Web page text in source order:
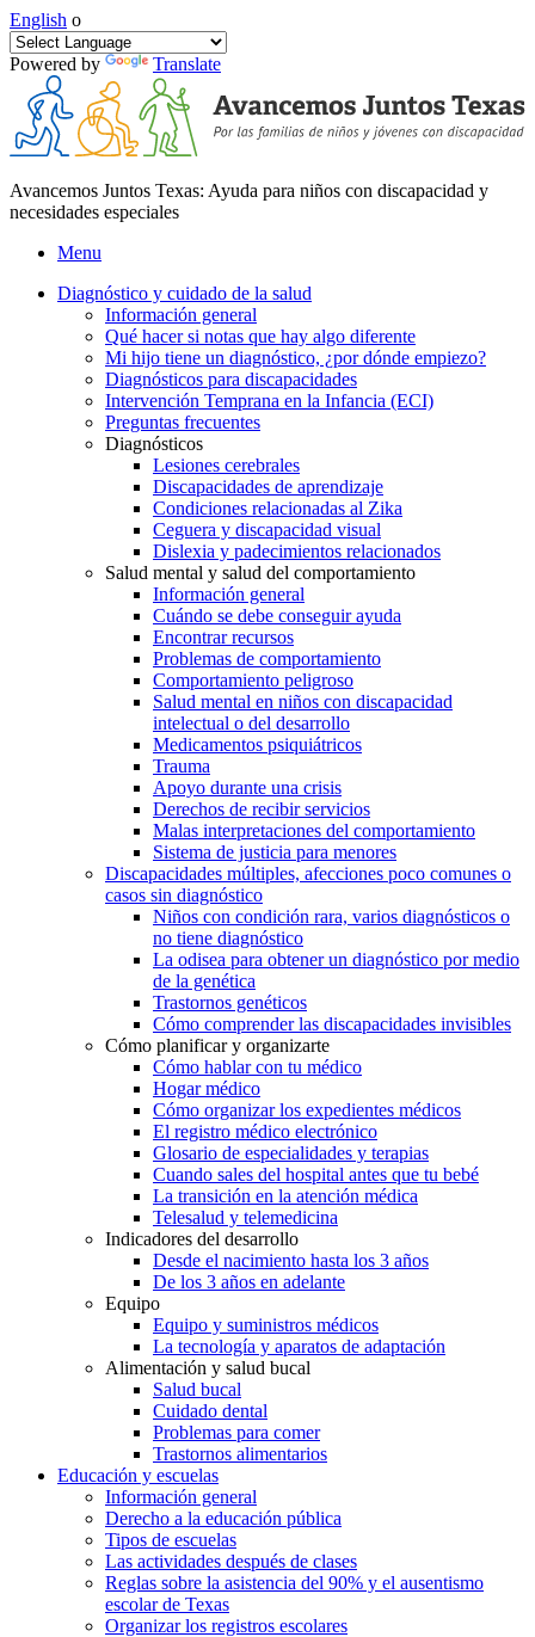
English o
Powered by Translate
Avancemos Juntos Texas: Ayuda para niños con discapacidad y
necesidades especiales
Menu
Diagnóstico y cuidado de la salud
Información general
Qué hacer si notas que hay algo diferente
Mi hijo tiene un diagnóstico, ¿por dónde empiezo?
Diagnósticos para discapacidades
Intervención Temprana en la Infancia (ECI)
Preguntas frecuentes
Diagnósticos
Lesiones cerebrales
Discapacidades de aprendizaje
Condiciones relacionadas al Zika
Ceguera y discapacidad visual
Dislexia y padecimientos relacionados
Salud mental y salud del comportamiento
Información general
Cuándo se debe conseguir ayuda
Encontrar recursos
Problemas de comportamiento
Comportamiento peligroso
Salud mental en niños con discapacidad
intelectual o del desarrollo
Medicamentos psiquiátricos
Trauma
Apoyo durante una crisis
Derechos de recibir servicios
Malas interpretaciones del comportamiento
Sistema de justicia para menores
Discapacidades múltiples, afecciones poco comunes o
casos sin diagnóstico
Niños con condición rara, varios diagnósticos o
no tiene diagnóstico
La odisea para obtener un diagnóstico por medio
de la genética
Trastornos genéticos
Cómo comprender las discapacidades invisibles
Cómo planificar y organizarte
Cómo hablar con tu médico
Hogar médico
Cómo organizar los expedientes médicos
El registro médico electrónico
Glosario de especialidades y terapias
Cuando sales del hospital antes que tu bebé
La transición en la atención médica
Telesalud y telemedicina
Indicadores del desarrollo
Desde el nacimiento hasta los 3 años
De los 3 años en adelante
Equipo
Equipo y suministros médicos
La tecnología y aparatos de adaptación
Alimentación y salud bucal
Salud bucal
Cuidado dental
Problemas para comer
Trastornos alimentarios
Educación y escuelas
Información general
Derecho a la educación pública
Tipos de escuelas
Las actividades después de clases
Reglas sobre la asistencia del 90% y el ausentismo
escolar de Texas
Organizar los registros escolares